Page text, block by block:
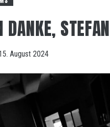
DANKE,
August 2024